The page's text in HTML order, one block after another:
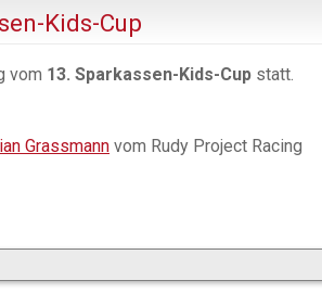
Kids-Cup
vom 13. Sparkassen-Kids-Cup statt.
Grassmann vom Rudy Project Racing